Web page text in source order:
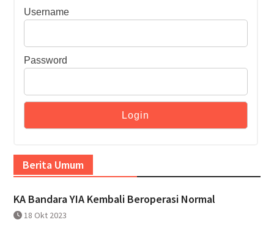
Username
Password
Berita Umum
KA Bandara YIA Kembali Beroperasi Normal
18 Okt 2023